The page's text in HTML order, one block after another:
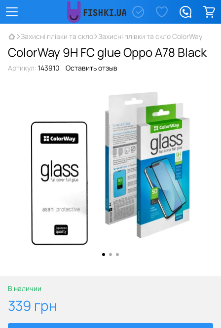
Захисні плівки та скло Захисні плівки та скло ColorWay
ColorWay 9H FC glue Oppo A78 Black
Артикул: 143910 Оставить отзыв
В наличии
339 грн